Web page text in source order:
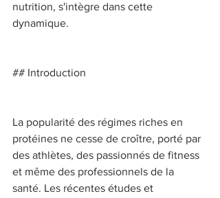
nutrition, s'intègre dans cette
dynamique.
## Introduction
La popularité des régimes riches en
protéines ne cesse de croître, porté par
des athlètes, des passionnés de fitness
et même des professionnels de la
santé. Les récentes études et